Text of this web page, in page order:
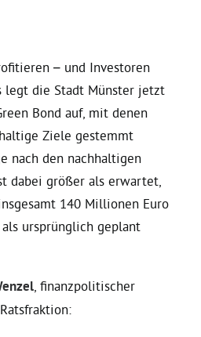
– und Investoren
legt die Stadt Münster jetzt
Bond auf, mit denen
Ziele gestemmt
nach den nachhaltigen
dabei größer als erwartet,
140 Millionen Euro
ursprünglich geplant
, finanzpolitischer